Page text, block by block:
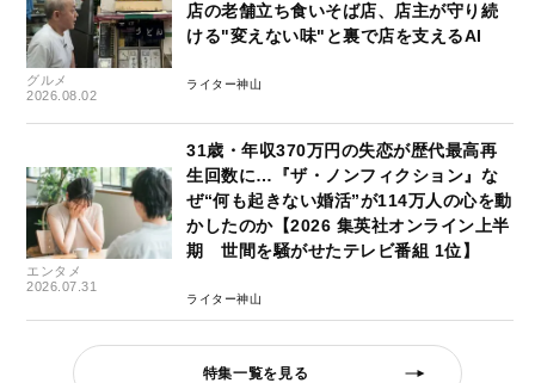
グルメ
2026.08.02
店の老舗立ち食いそば店、店主が守り続
ける"変えない味"と裏で店を支えるAI
ライター神山
エンタメ
2026.07.31
31歳・年収370万円の失恋が歴代最高再
生回数に…『ザ・ノンフィクション』な
ぜ“何も起きない婚活”が114万人の心を動
かしたのか【2026 集英社オンライン上半
期 世間を騒がせたテレビ番組 1位】
ライター神山
特集一覧を見る